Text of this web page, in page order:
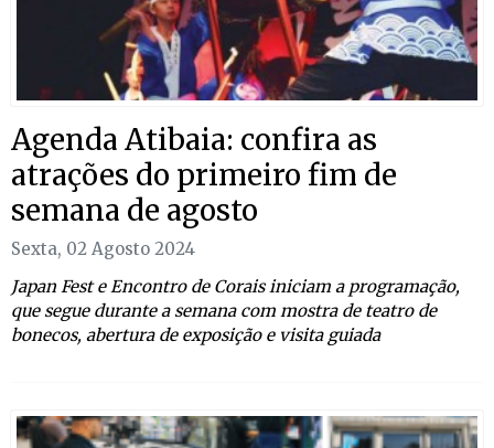
Agenda Atibaia: confira as
atrações do primeiro fim de
semana de agosto
Sexta, 02 Agosto 2024
Japan Fest e Encontro de Corais iniciam a programação,
que segue durante a semana com mostra de teatro de
bonecos, abertura de exposição e visita guiada